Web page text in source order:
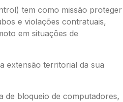
tem como missão proteger
e violações contratuais,
em situações de
extensão territorial da sua
de bloqueio de computadores,